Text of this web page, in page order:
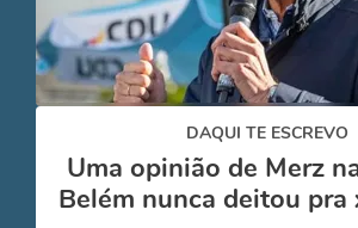
DAQUI TE ESCREVO
Uma opinião de Merz
Belém nunca deitou pra